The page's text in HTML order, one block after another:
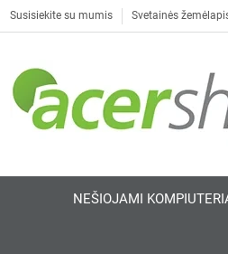
Susisiekite su mumis Svetainės
NEŠIOJAMI